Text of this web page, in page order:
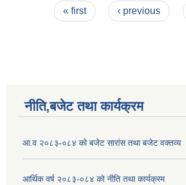
Pages« first ‹ previous
नीति,बजेट तथा कार्यक्रम
आ.व २०८३-०८४ को बजेट सारांस तथा बजेट वक्तव्य
आर्थिक वर्ष २०८३-०८४ को नीति तथा कार्यक्रम